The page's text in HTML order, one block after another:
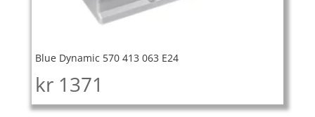
Blue Dynamic 570 413 063 E24
kr 1371